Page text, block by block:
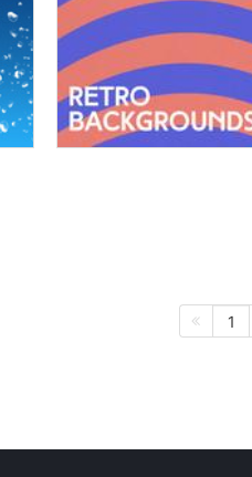
1